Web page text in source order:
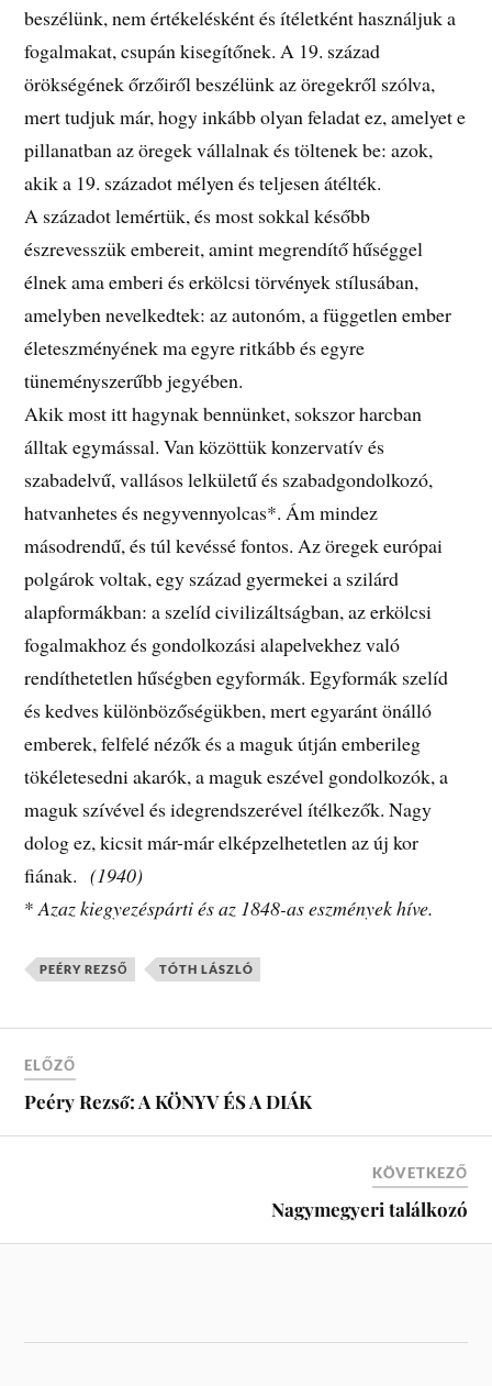
beszélünk, nem értékelésként és ítéletként használjuk a
fogalmakat, csupán kisegítőnek. A 19. század
örökségének őrzőiről beszélünk az öregekről szólva,
mert tudjuk már, hogy inkább olyan feladat ez, amelyet e
pillanatban az öregek vállalnak és töltenek be: azok,
akik a 19. századot mélyen és teljesen átélték.
A századot lemértük, és most sokkal később
észrevesszük embereit, amint megrendítő hűséggel
élnek ama emberi és erkölcsi törvények stílusában,
amelyben nevelkedtek: az autonóm, a független ember
életeszményének ma egyre ritkább és egyre
tüneményszerűbb jegyében.
Akik most itt hagynak bennünket, sokszor harcban
álltak egymással. Van közöttük konzervatív és
szabadelvű, vallásos lelkületű és szabadgondolkozó,
hatvanhetes és negyvennyolcas*. Ám mindez
másodrendű, és túl kevéssé fontos. Az öregek európai
polgárok voltak, egy század gyermekei a szilárd
alapformákban: a szelíd civilizáltságban, az erkölcsi
fogalmakhoz és gondolkozási alapelvekhez való
rendíthetetlen hűségben egyformák. Egyformák szelíd
és kedves különbözőségükben, mert egyaránt önálló
emberek, felfelé nézők és a maguk útján emberileg
tökéletesedni akarók, a maguk eszével gondolkozók, a
maguk szívével és idegrendszerével ítélkezők. Nagy
dolog ez, kicsit már-már elképzelhetetlen az új kor
fiának.(1940)
*Azaz kiegyezéspárti és az 1848-as eszmények híve.
PEÉRY REZSŐ TÓTH LÁSZLÓ
ELŐZŐ
Peéry Rezső: A KÖNYV ÉS A DIÁK
KÖVETKEZŐ
Nagymegyeri találkozó